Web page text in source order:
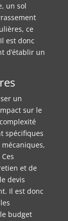
un sol
ce
est donc
d’établir un
un
sur le
spécifiques
et de
devis
Il est donc
budget